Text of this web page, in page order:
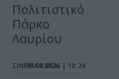
Πολιτιστικό
Πάρκο
Λαυρίου
ΣΙΝΕΜΑ / ΝΕΑ
05.08.2026 | 10.24